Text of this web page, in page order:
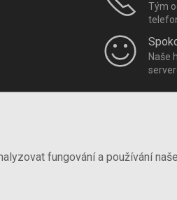
fungování a používání
Tým
Naše